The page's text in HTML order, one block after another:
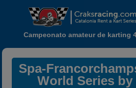
Campeonato amateur de karting
Spa-
World Series by